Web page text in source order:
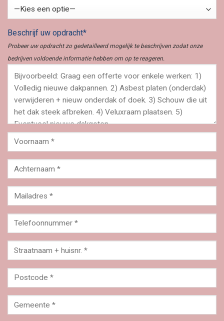
Beschrijf uw opdracht*
Probeer uw opdracht zo gedetailleerd mogelijk te beschrijven zodat onze
bedrijven voldoende informatie hebben om op te reageren.